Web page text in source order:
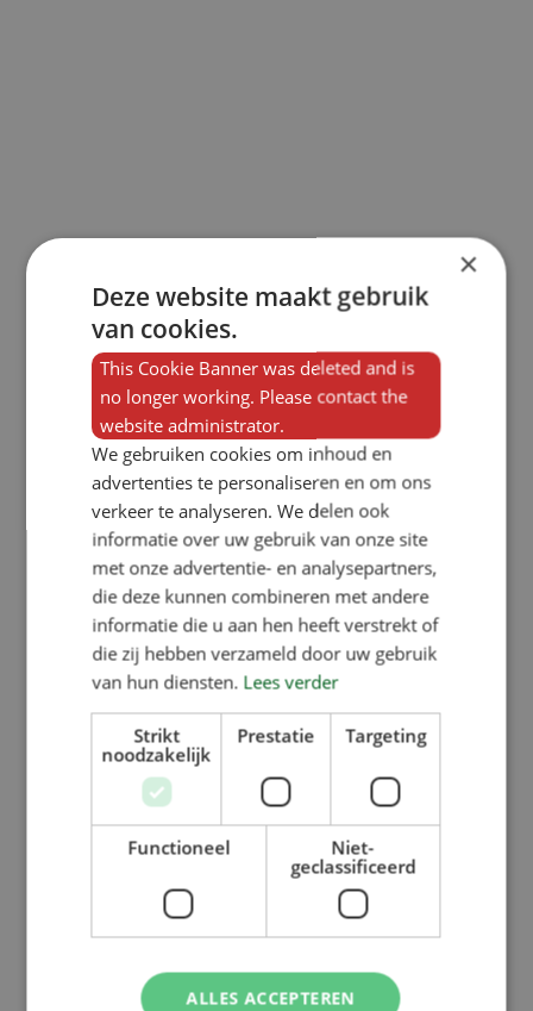
×
Deze website maakt gebruik
van cookies.
This Cookie Banner was deleted and is
no longer working. Please contact the
website administrator.
We gebruiken cookies om inhoud en
advertenties te personaliseren en om ons
verkeer te analyseren. We delen ook
informatie over uw gebruik van onze site
met onze advertentie- en analysepartners,
die deze kunnen combineren met andere
informatie die u aan hen heeft verstrekt of
die zij hebben verzameld door uw gebruik
van hun diensten. Lees verder
Strikt
noodzakelijk
Prestatie Targeting
Functioneel
Niet-
geclassificeerd
ALLES ACCEPTEREN